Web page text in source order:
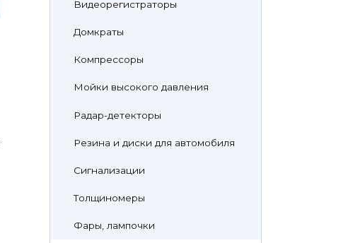
Видеорегистраторы
Домкраты
Компрессоры
Мойки высокого давления
Радар-детекторы
Резина и диски для автомобиля
Сигнализации
Толщиномеры
Фары, лампочки